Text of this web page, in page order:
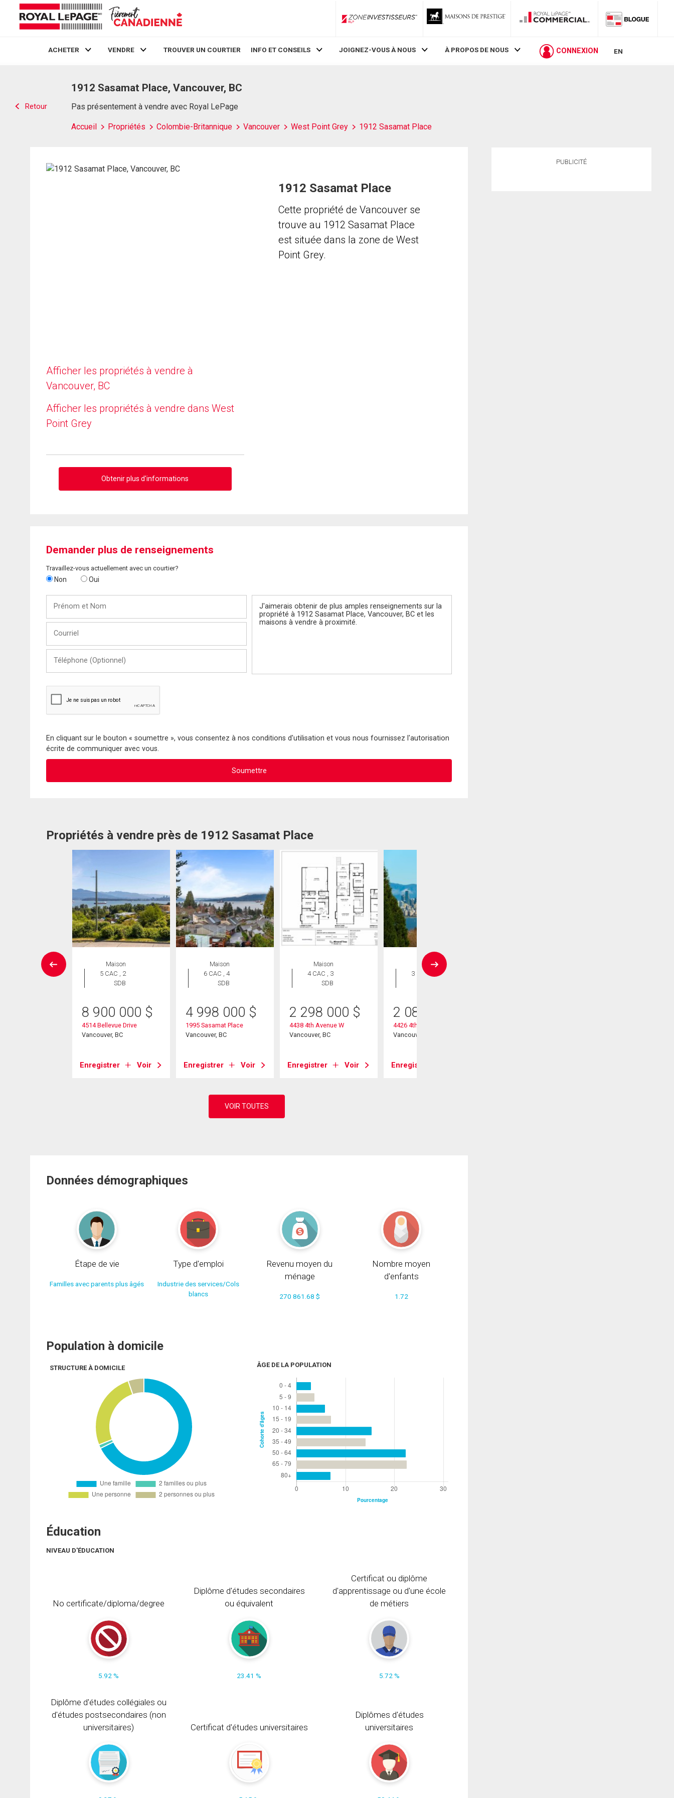
ZoneInvestisseurs RLP
ACHETER VENDRE TROUVER UN COURTIER INFO ET CONSEILS JOIGNEZ-VOUS À NOUS À PROPOS DE NOUS CONNEXION EN
Retour
1912 Sasamat Place, Vancouver, BC
Pas présentement à vendre avec Royal LePage
Accueil Propriétés Colombie-Britannique Vancouver West Point Grey 1912 Sasamat Place
Afficher les propriétés à vendre à
Vancouver, BC
Afficher les propriétés à vendre dans West
Point Grey
Obtenir plus d'informations
1912 Sasamat Place
Cette propriété de Vancouver se
trouve au 1912 Sasamat Place
est située dans la zone de West
Point Grey.
Demander plus de renseignements
Travaillez-vous actuellement avec un courtier?
Non Oui
Nom
(Optionnel)
En cliquant sur le bouton « soumettre », vous consentez à nos conditions d'utilisation et vous nous fournissez l'autorisation
écrite de communiquer avec vous.
Propriétés à vendre près de 1912 Sasamat Place
Maison
5 CAC , 2
SDB
8 900 000 $
4514 Bellevue Drive
Vancouver, BC
Enregistrer Voir
Maison
6 CAC , 4
SDB
4 998 000 $
1995 Sasamat Place
Vancouver, BC
Enregistrer Voir
Maison
4 CAC , 3
SDB
2 298 000 $
4438 4th Avenue W
Vancouver, BC
Enregistrer Voir
Duplex
3 CAC , 4
2 088 000
4426 4th Avenue W
Vancouver, BC
Enregistrer
Données démographiques
Étape de vie
Familles avec parents plus âgés
Type d'emploi
Industrie des services/Cols
blancs
Revenu moyen du
ménage
270 861.68 $
Nombre moyen
d'enfants
1.72
Population à domicile
STRUCTURE À DOMICILE ÂGE DE LA POPULATION
Éducation
NIVEAU D'ÉDUCATION
No certificate/diploma/degree
5.92 %
Diplôme d'études secondaires
ou équivalent
23.41 %
Certificat ou diplôme
d'apprentissage ou d'une école
de métiers
5.72 %
Diplôme d'études collégiales ou
d'études postsecondaires (non
universitaires)
Certificat d'études universitaires
Diplômes d'études
universitaires
PUBLICITÉ